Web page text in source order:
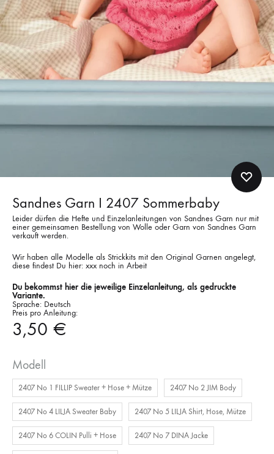
Sandnes Garn I 2407 Sommerbaby
Leider dürfen die Hefte und Einzelanleitungen von Sandnes Garn nur mit
einer gemeinsamen Bestellung von Wolle oder Garn von Sandnes Garn
verkauft werden.
Wir haben alle Modelle als Strickkits mit den Original Garnen angelegt,
diese findest Du hier: xxx noch in Arbeit
Du bekommst hier die jeweilige Einzelanleitung, als gedruckte
Variante.
Sprache: Deutsch
Preis pro Anleitung:
3,50 €
Modell
2407 No 1 FILLIP Sweater + Hose + Mütze 2407 No 2 JIM Body
2407 No 4 LILJA Sweater Baby 2407 No 5 LILJA Shirt, Hose, Mütze
2407 No 6 COLIN Pulli + Hose 2407 No 7 DINA Jacke